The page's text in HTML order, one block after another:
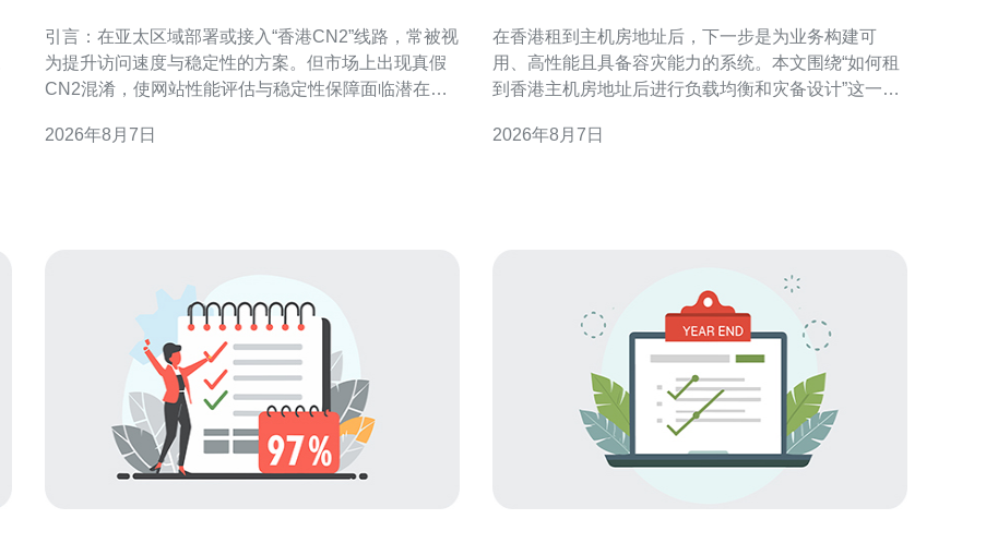
引言：在亚太区域部署或接入“香港CN2”线路，常被视
为提升访问速度与稳定性的方案。但市场上出现真假
CN2混淆，使网站性能评估与稳定性保障面临潜在风
操作的防护建议，便于SEO与站点运营决策。 什么是
2026年8月7日
在香港租到主机房地址后，下一步是为业务构建可
用、高性能且具备容灾能力的系统。本文围绕“如何租
到香港主机房地址后进行负载均衡和灾备设计”这一主
项讲解，帮助技术与采购团队在实际落地时把控关键
2026年8月7日